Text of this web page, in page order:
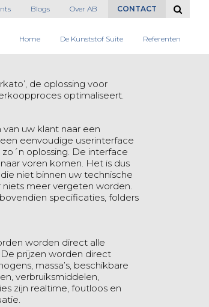
Blogs Over AB CONTACT
Home De Kunststof Suite Referenten
de oplossing voor
optimaliseert.
uw klant naar een
eenvoudige userinterface
oplossing. De interface
voren komen. Het is dus
niet binnen uw technische
meer vergeten worden.
specificaties, folders
worden direct alle
prijzen worden direct
massa’s, beschikbare
verbruiksmiddelen,
zijn realtime, foutloos en